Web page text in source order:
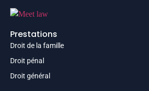
Prestations
Droit de la famille
Droit pénal
Droit général